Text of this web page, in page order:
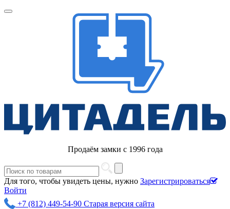
Продаём замки с 1996 года
Для того, чтобы увидеть цены, нужно Зарегистрироваться
Войти
+7 (812) 449-54-90 Старая версия сайта